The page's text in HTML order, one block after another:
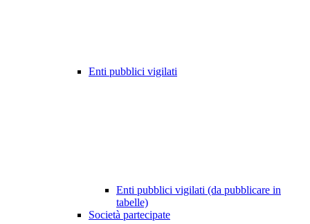
Enti pubblici vigilati
Enti pubblici vigilati (da pubblicare in
tabelle)
Società partecipate